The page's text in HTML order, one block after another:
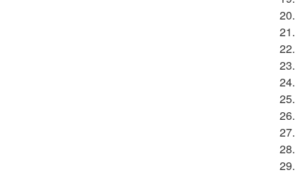
20.
21.
22.
23.
24.
25.
26.
27.
28.
29.